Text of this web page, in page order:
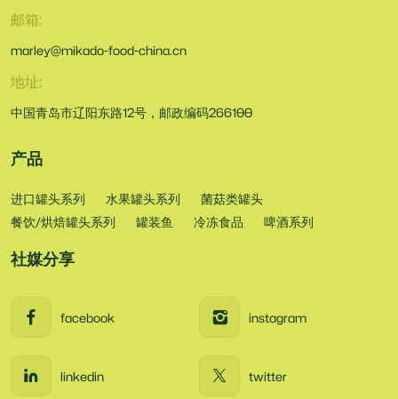
邮箱:
marley@mikado-food-china.cn
地址:
中国青岛市辽阳东路12号，邮政编码266100
产品
进口罐头系列 水果罐头系列
菌菇类罐头
餐饮/烘焙罐头系列
罐装鱼 冷冻食品 啤酒系列
社媒分享
facebook instagram
linkedin twitter